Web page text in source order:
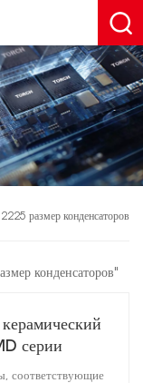
размер конденсаторов
конденсаторов"
серии
соответствующие